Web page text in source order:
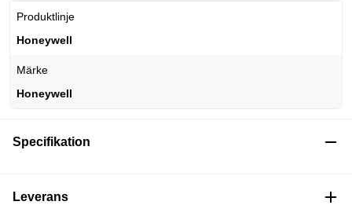
Produktlinje
Honeywell
Märke
Honeywell
Specifikation
Leverans